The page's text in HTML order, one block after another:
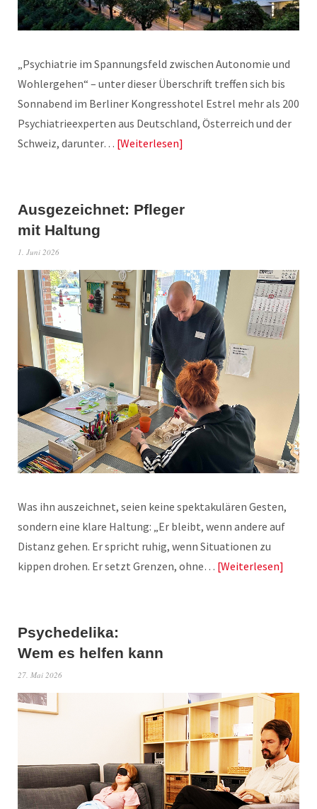
„Psychiatrie im Spannungsfeld zwischen Autonomie und
Wohlergehen“ – unter dieser Überschrift treffen sich bis
Sonnabend im Berliner Kongresshotel Estrel mehr als 200
Psychiatrieexperten aus Deutschland, Österreich und der
Schweiz, darunter… Weiterlesen
Ausgezeichnet: Pfleger
mit Haltung
1. Juni 2026
Was ihn auszeichnet, seien keine spektakulären Gesten,
sondern eine klare Haltung: „Er bleibt, wenn andere auf
Distanz gehen. Er spricht ruhig, wenn Situationen zu
kippen drohen. Er setzt Grenzen, ohne… Weiterlesen
Psychedelika:
Wem es helfen kann
27. Mai 2026